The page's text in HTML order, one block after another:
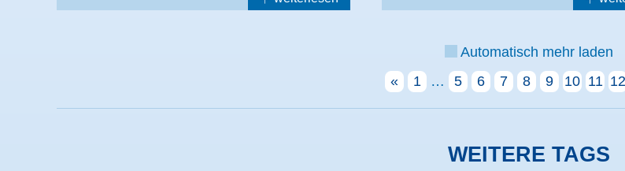
Automatisch mehr laden
«
1 … 5 6 7 8 9 10 11 12
WEITERE TAGS